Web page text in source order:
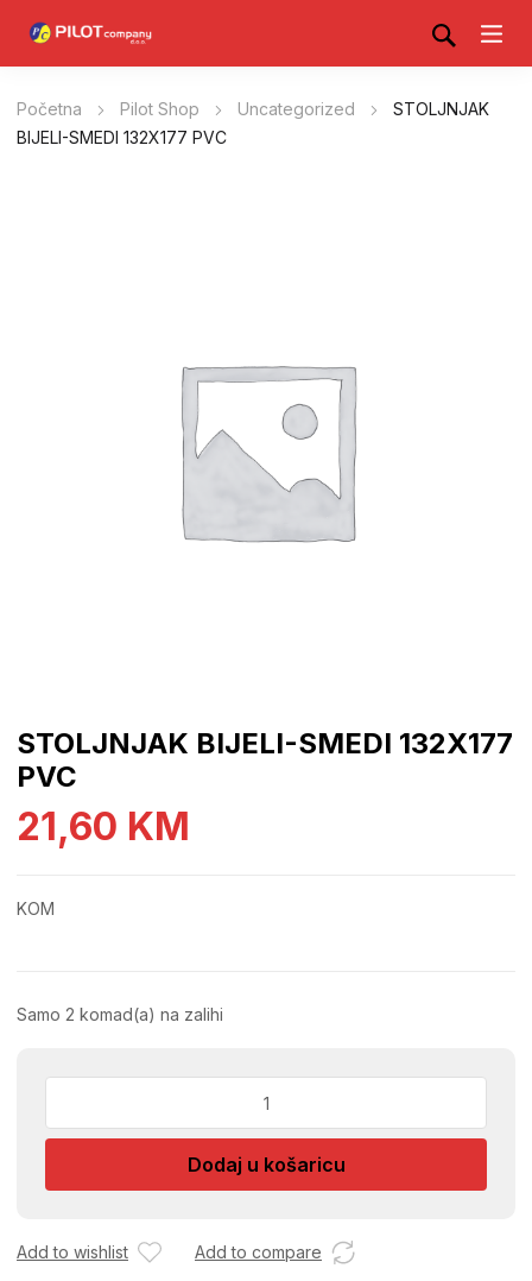
Početna Pilot Shop Uncategorized
STOLJNJAK
BIJELI-SMEDI 132X177 PVC
STOLJNJAK BIJELI-SMEDI 132X177
PVC
21,60 KM
KOM
Samo 2 komad(a) na zalihi
SMEDI
PVC
Dodaj u košaricu
Add to wishlist Add to compare